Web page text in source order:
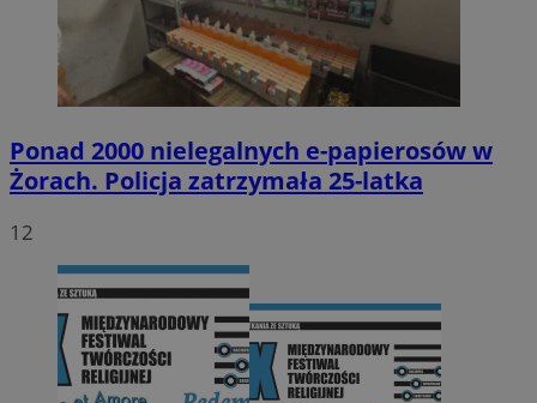
Ponad 2000 nielegalnych e-papierosów w
Żorach. Policja zatrzymała 25-latka
12